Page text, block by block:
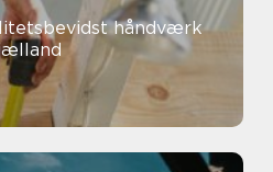
håndværk